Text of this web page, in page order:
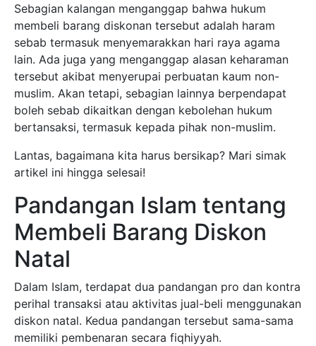
Sebagian kalangan menganggap bahwa hukum
membeli barang diskonan tersebut adalah haram
sebab termasuk menyemarakkan hari raya agama
lain. Ada juga yang menganggap alasan keharaman
tersebut akibat menyerupai perbuatan kaum non-
muslim. Akan tetapi, sebagian lainnya berpendapat
boleh sebab dikaitkan dengan kebolehan hukum
bertansaksi, termasuk kepada pihak non-muslim.
Lantas, bagaimana kita harus bersikap? Mari simak
artikel ini hingga selesai!
Pandangan Islam tentang
Membeli Barang Diskon
Natal
Dalam Islam, terdapat dua pandangan pro dan kontra
perihal transaksi atau aktivitas jual-beli menggunakan
diskon natal. Kedua pandangan tersebut sama-sama
memiliki pembenaran secara fiqhiyyah.